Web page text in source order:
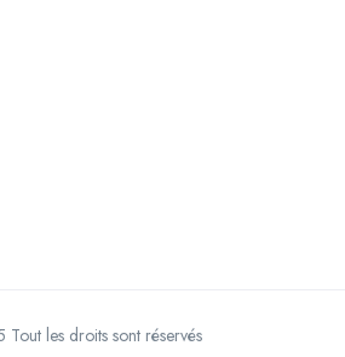
les droits sont réservés